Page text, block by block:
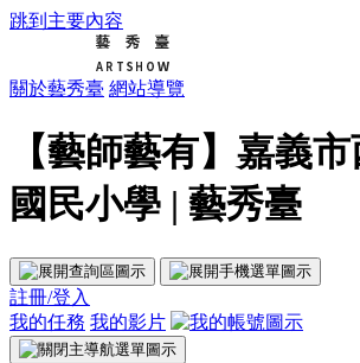
跳到主要內容
關於藝秀臺 網站導覽
【藝師藝有】嘉義
國民小學 | 藝秀臺
註冊/登入
我的任務 我的影片